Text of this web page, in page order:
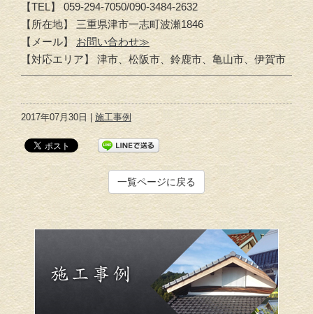
【TEL】 059-294-7050/090-3484-2632
【所在地】 三重県津市一志町波瀬1846
【メール】 お問い合わせ≫
【対応エリア】 津市、松阪市、鈴鹿市、亀山市、伊賀市
2017年07月30日 | 施工事例
一覧ページに戻る